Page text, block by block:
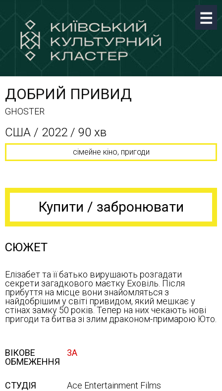
ДОБРИЙ ПРИВИД
GHOSTER
США / 2022 / 90 хв
сімейне кіно, пригоди
Купити / забронювати
СЮЖЕТ
Елізабет та її батько вирушають розгадати
секрети загадкового маєтку Еховіль. Після
прибуття на місце вони знайомляться з
найдобрішим у світі привидом, який мешкає у
стінах замку 50 років. Тепер на них чекають нові
пригоди та битва зі злим драконом-примарою Юто.
ВІКОВЕ
ОБМЕЖЕННЯ
3А
СТУДІЯ Ace Entertainment Films